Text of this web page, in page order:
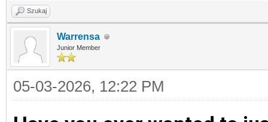
Szukaj
Warrensa
Junior Member
05-03-2026, 12:22 PM